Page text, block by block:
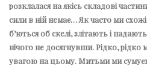
розклалася на якісь складові
сили в ній немає… Як часто ми схожі
б’ються об скелі, злітають і
нічого не досягнувши. Рідко, рідко
увагою на цьому. Митьми ми